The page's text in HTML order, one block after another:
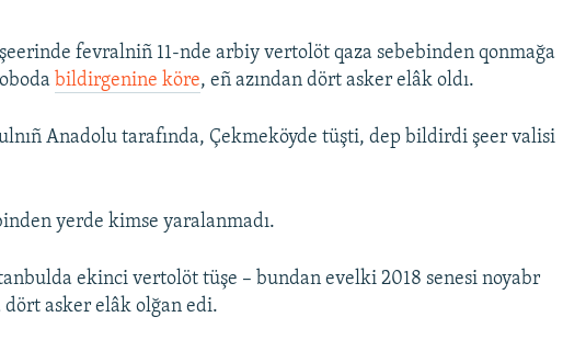
fevralniñ 11-nde arbiy vertolöt qaza sebebinden qonmağa
bildirgenine köre, eñ azından dört asker elâk oldı.
Anadolu tarafında, Çekmeköyde tüşti, dep bildirdi şeer valisi
yerde kimse yaralanmadı.
ekinci vertolöt tüşe – bundan evelki 2018 senesi noyabr
dört asker elâk olğan edi.